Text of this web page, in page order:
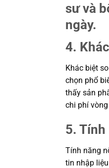
sư và
ngày.
4.
Khác biệt
chọn phổ
thấy sản
chi phí
5.
Tính năng
tin nhập